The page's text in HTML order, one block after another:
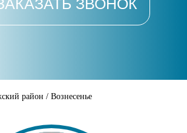
район / Вознесенье